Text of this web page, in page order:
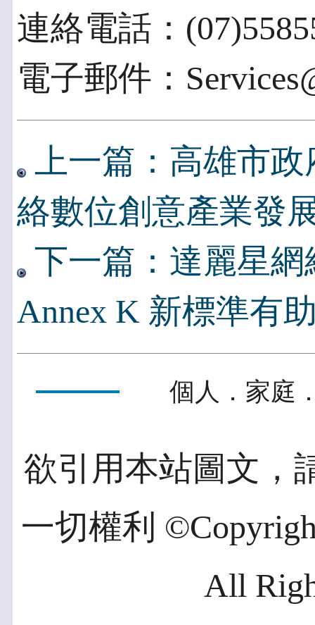
連絡電話：
電子郵件：
上一篇：高雄市
絡數位創意產業發
下一篇：達麗星
Annex K 新標準有
個人．家庭
欲引用本站圖文，
一切權利
All